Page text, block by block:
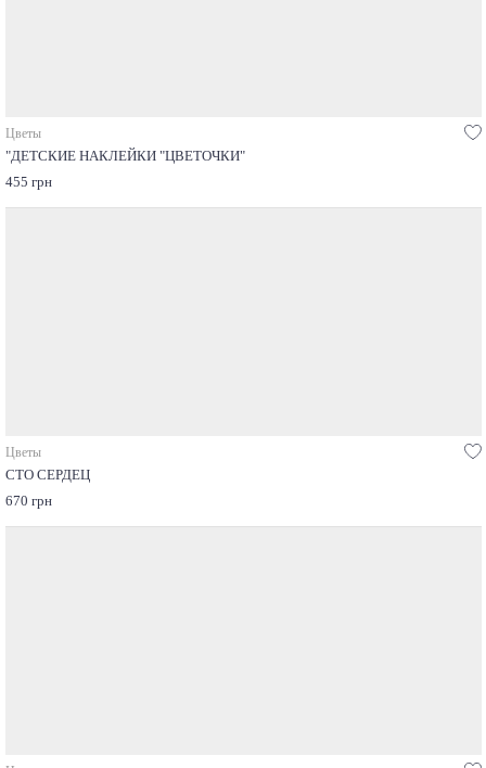
Цветы
"ДЕТСКИЕ НАКЛЕЙКИ "ЦВЕТОЧКИ"
455 грн
Цветы
СТО СЕРДЕЦ
670 грн